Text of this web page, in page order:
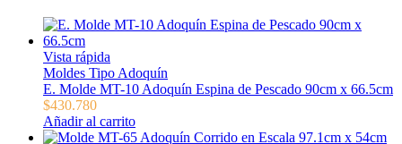
Vista rápida
Moldes Tipo Adoquín
E. Molde MT-10 Adoquín Espina de Pescado 90cm x 66.5cm
$430.780
Añadir al carrito